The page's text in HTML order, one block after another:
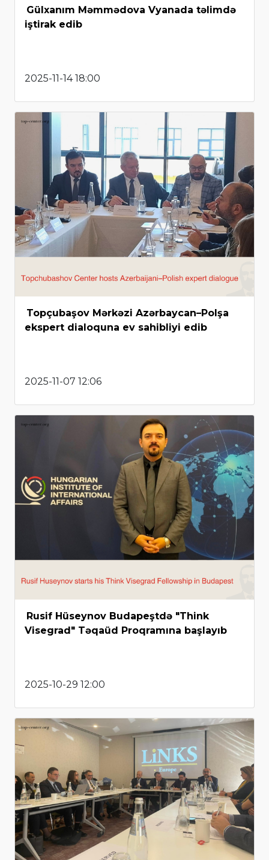
Gülxanım Məmmədova Vyanada təlimdə
iştirak edib
2025-11-14 18:00
Topçubaşov Mərkəzi Azərbaycan–Polşa
ekspert dialoquna ev sahibliyi edib
2025-11-07 12:06
Rusif Hüseynov Budapeştdə "Think
Visegrad" Təqaüd Proqramına başlayıb
2025-10-29 12:00